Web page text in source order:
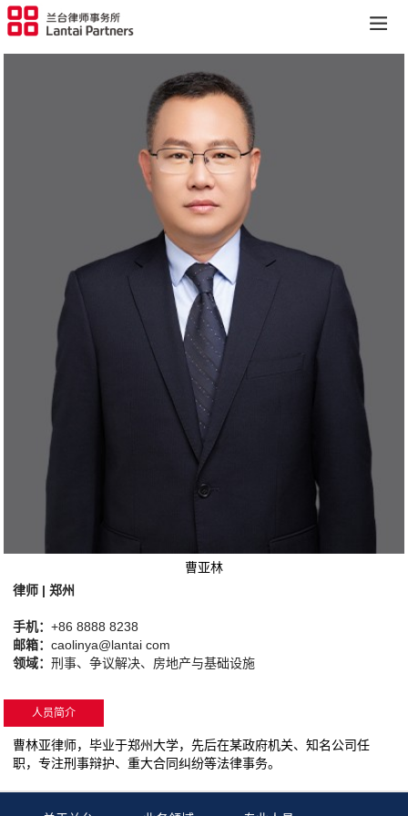
曹亚林
律师 | 郑州
手机：+86 8888 8238
邮箱：caolinya@lantai com
领域：刑事、争议解决、房地产与基础设施
人员简介
曹林亚律师，毕业于郑州大学，先后在某政府机关、知名公司任
职，专注刑事辩护、重大合同纠纷等法律事务。